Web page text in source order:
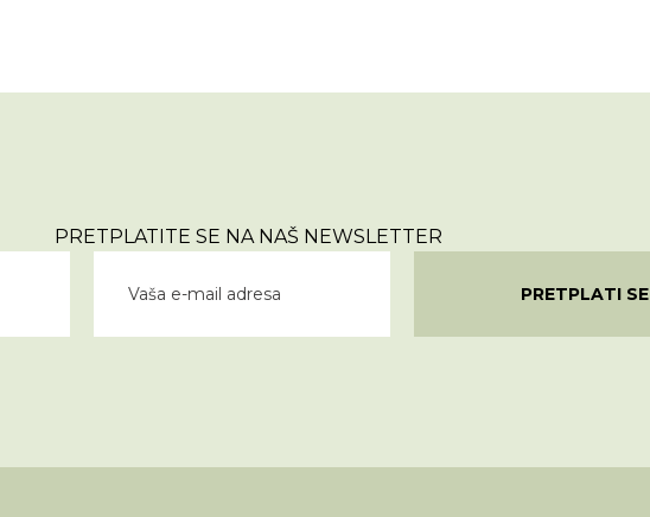
PRETPLATITE SE NA NAŠ NEWSLETTER
PRETPLATI SE